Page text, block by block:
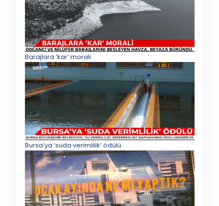
Barajlara ‘kar’ morali
Bursa’ya ‘suda verimlilik’ ödülü